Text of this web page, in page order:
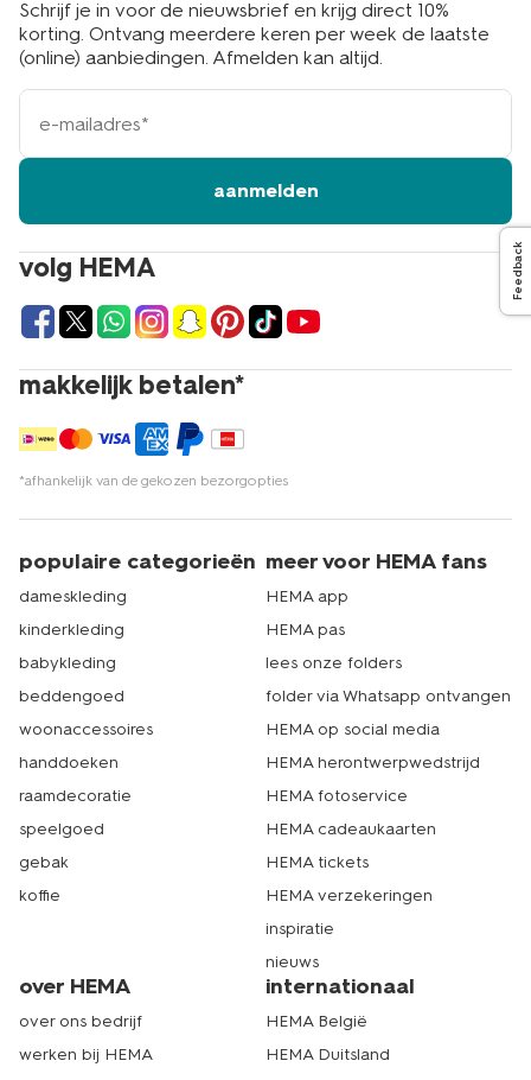
volg HEMA
makkelijk betalen*
*afhankelijk van de gekozen bezorgopties
Schrijf je in voor de nieuwsbrief en krijg direct 10%
korting. Ontvang meerdere keren per week de laatste
(online) aanbiedingen. Afmelden kan altijd.
e-
mailadres
aanmelden
populaire categorieën
dameskleding
kinderkleding
babykleding
beddengoed
woonaccessoires
handdoeken
raamdecoratie
speelgoed
gebak
koffie
meer voor HEMA fans
HEMA app
HEMA pas
lees onze folders
folder via Whatsapp ontvangen
HEMA op social media
HEMA herontwerpwedstrijd
HEMA fotoservice
HEMA cadeaukaarten
HEMA tickets
HEMA verzekeringen
inspiratie
nieuws
over HEMA
over ons bedrijf
werken bij HEMA
internationaal
HEMA België
HEMA Duitsland
Feedback